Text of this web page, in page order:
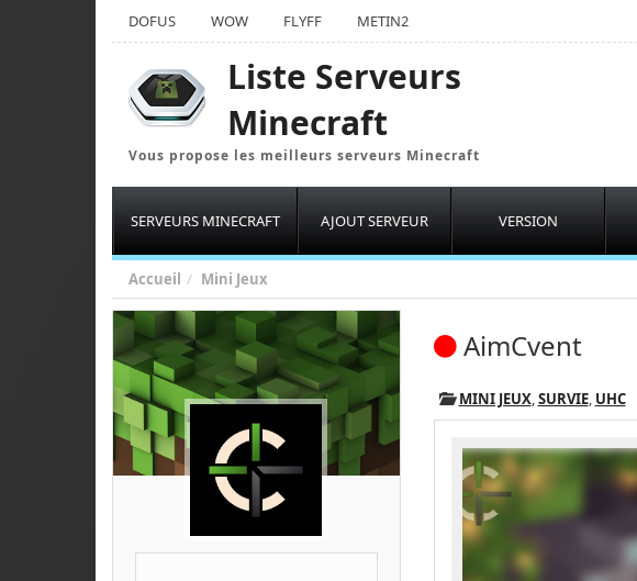
DOFUS WOW FLYFF METIN2
Liste Serveurs
Minecraft
Vous propose les meilleurs serveurs Minecraft
SERVEURS MINECRAFT AJOUT SERVEUR VERSION
Accueil Mini Jeux
AimCvent
MINI JEUX,SURVIE, UHC